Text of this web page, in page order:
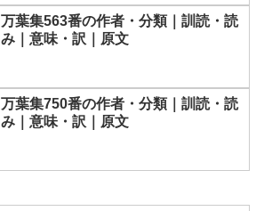
万葉集563番の作者・分類｜訓読・読
み｜意味・訳｜原文
万葉集750番の作者・分類｜訓読・読
み｜意味・訳｜原文